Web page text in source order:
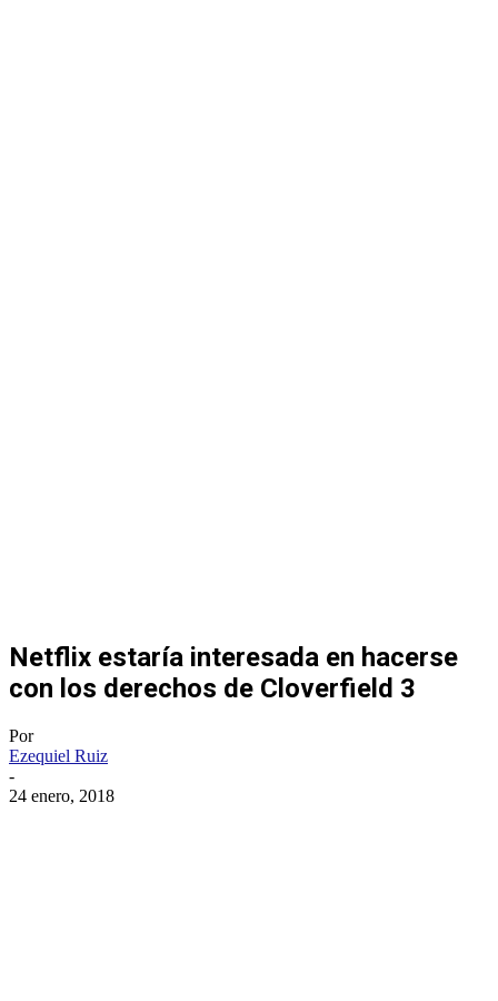
Netflix estaría interesada en hacerse
con los derechos de Cloverfield 3
Por
Ezequiel Ruiz
-
24 enero, 2018